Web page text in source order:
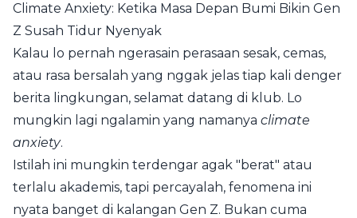
Climate Anxiety: Ketika Masa Depan Bumi Bikin Gen
Z Susah Tidur Nyenyak
Kalau lo pernah ngerasain perasaan sesak, cemas,
atau rasa bersalah yang nggak jelas tiap kali denger
berita lingkungan, selamat datang di klub. Lo
mungkin lagi ngalamin yang namanya climate
anxiety.
Istilah ini mungkin terdengar agak "berat" atau
terlalu akademis, tapi percayalah, fenomena ini
nyata banget di kalangan Gen Z. Bukan cuma